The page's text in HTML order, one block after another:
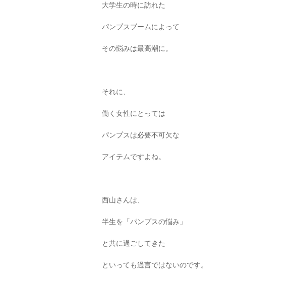
大学生の時に訪れた
パンプスブームによって
その悩みは最高潮に。
それに、
働く女性にとっては
パンプスは必要不可欠な
アイテムですよね。
西山さんは、
半生を「パンプスの悩み」
と共に過ごしてきた
といっても過言ではないのです。